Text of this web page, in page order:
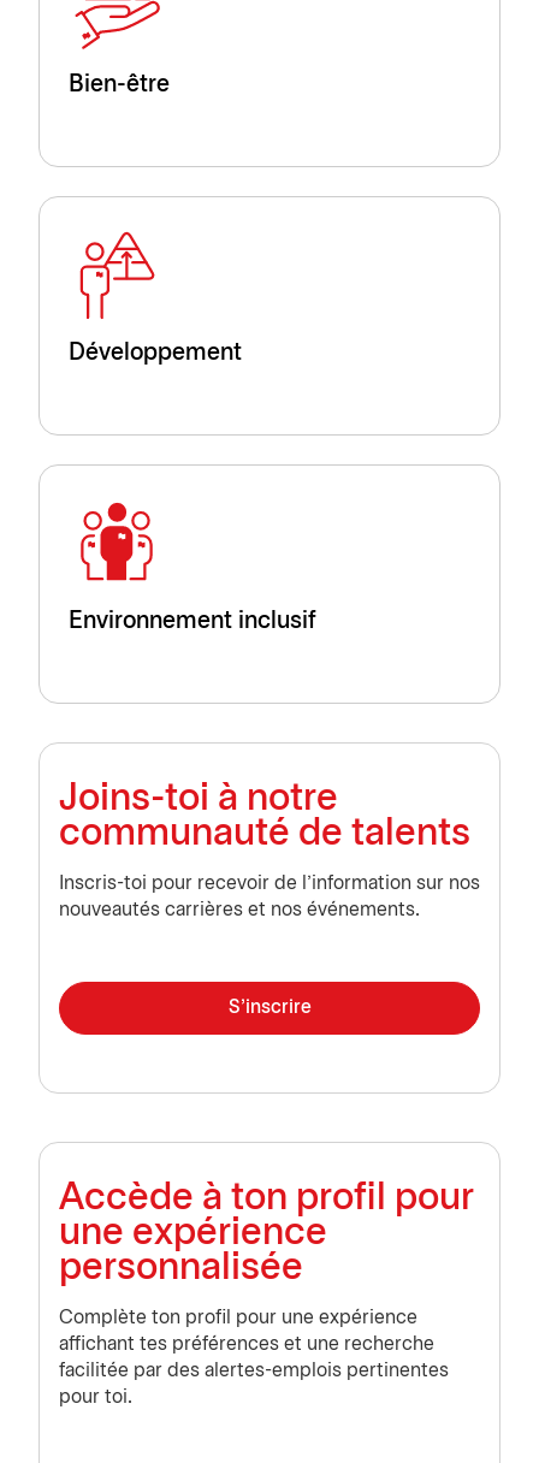
Bien-être
Développement
Environnement inclusif
Joins-toi à notre
communauté de talents
Inscris-toi pour recevoir de l'information sur nos
nouveautés carrières et nos événements.
S'inscrire
Accède à ton profil pour
une expérience
personnalisée
Complète ton profil pour une expérience
affichant tes préférences et une recherche
facilitée par des alertes-emplois pertinentes
pour toi.